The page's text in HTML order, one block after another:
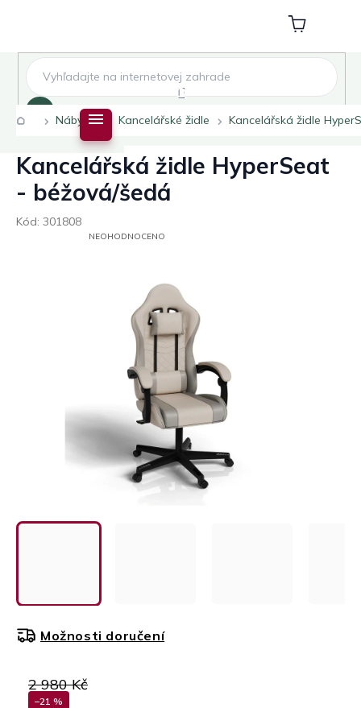
Nákupní
košík
DomůNábytek Kancelářské židle Kancelářská židle
Kancelářská židle HyperSeat
- béžová/šedá
Kód: 301808
PRŮMĚRNÉNEOHODNOCENO
2 980 Kč
–21 %
Možnosti doručení